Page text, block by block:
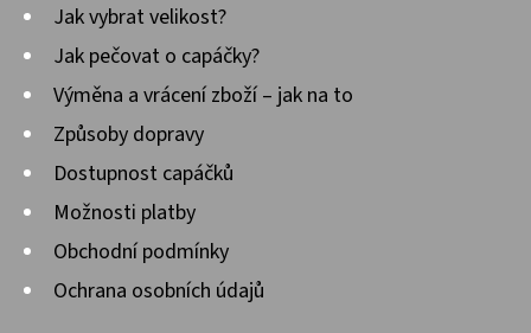
Jak vybrat velikost?
Jak pečovat o capáčky?
Výměna a vrácení zboží – jak na to
Způsoby dopravy
Dostupnost capáčků
Možnosti platby
Obchodní podmínky
Ochrana osobních údajů